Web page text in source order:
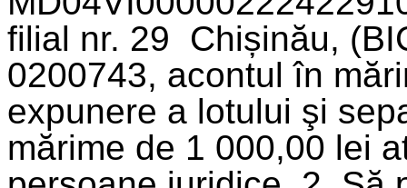
filial nr. 29 Chișinău,
0200743, acontul în
expunere a lotului şi
mărime de 1 000,00 lei